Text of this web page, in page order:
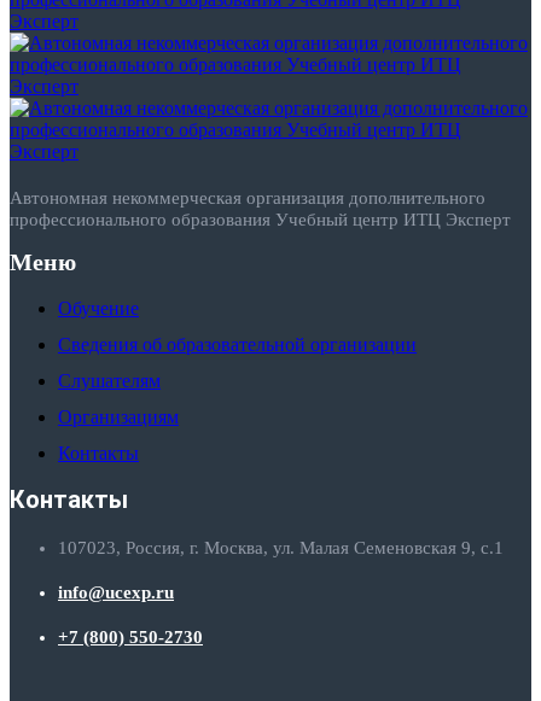
Автономная некоммерческая организация дополнительного
профессионального образования Учебный центр ИТЦ Эксперт
Меню
Обучение
Сведения об образовательной организации
Слушателям
Организациям
Контакты
Контакты
107023, Россия, г. Москва, ул. Малая Семеновская 9, с.1
info@ucexp.ru
+7 (800) 550-2730